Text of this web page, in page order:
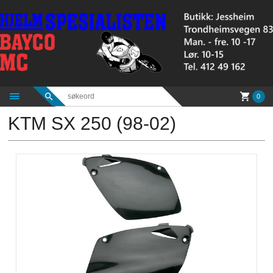
til
innholdet
0
KTM SX 250 (98-02)